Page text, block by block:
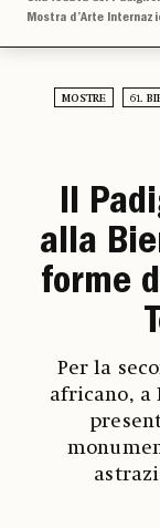
Mostra d’Arte
MOSTRE 61.
Il
alla
forme
Per la
africano, a